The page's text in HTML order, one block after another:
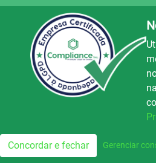
Segurança
União
© Copyright
Todos os direitos
Preparado no
106.5
FM
Concordar e fechar Gerenciar